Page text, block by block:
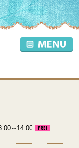
～14:00